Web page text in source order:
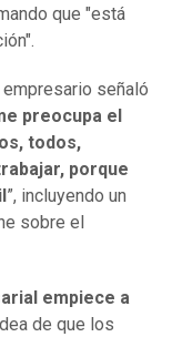
que "está
empresario señaló
preocupa el
todos,
porque
”, incluyendo un
sobre el
empiece a
de que los